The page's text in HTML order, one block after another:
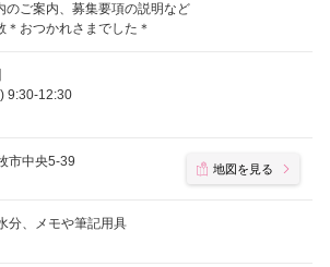
のご案内、募集要項の説明など
＊おつかれさまでした＊
9:30-12:30
市中央5-39 地図を見る
分、メモや筆記用具